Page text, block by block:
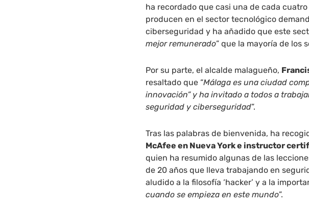
ha recordado que casi una de cada
producen en el sector tecnológico
ciberseguridad y ha añadido que este
mejor remunerado” que la mayoría de los
Por su parte, el alcalde malagueño,
resaltado que “Málaga es una ciudad
innovación” y ha invitado a todos a
seguridad y ciberseguridad”.
Tras las palabras de bienvenida, ha
McAfee en Nueva York e instructor
quien ha resumido algunas de las
de 20 años que lleva trabajando en
aludido a la filosofía ‘hacker’ y a la
cuando se empieza en este mundo”.